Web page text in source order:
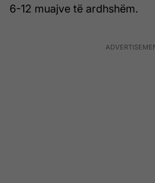
6-12 muajve të ardhshëm.